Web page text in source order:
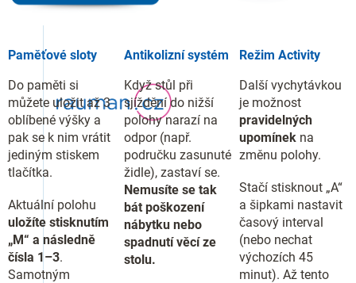
Paměťové sloty
Do paměti si
můžete uložit až 3
oblíbené výšky a
pak se k nim vrátit
jediným stiskem
tlačítka.
Aktuální polohu
uložíte stisknutím
„M“ a následně
čísla 1–3.
Samotným
Antikolizní systém
Když stůl při
sjíždění do nižší
polohy narazí na
odpor (např.
područku zasunuté
židle), zastaví se.
Nemusíte se tak
bát poškození
nábytku nebo
spadnutí věcí ze
stolu.
Režim Activity
Další vychytávkou
je možnost
pravidelných
upomínek na
změnu polohy.
Stačí stisknout „A“
a šipkami nastavit
časový interval
(nebo nechat
výchozích 45
minut). Až tento